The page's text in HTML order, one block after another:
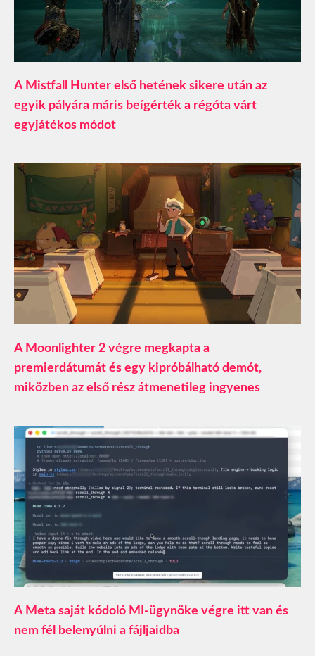
A Mistfall Hunter első hetének sikere után az
egyik pályára máris beígérték a régóta várt
egyjátékos módot
A Moonlighter 2 végre megkapta a
premierdátumát és egy kipróbálható demót,
miközben az első rész átmenetileg ingyenes
A Meta saját kódoló MI-ügynöke végre itt van és
nem fél belenyúlni a fájljaidba